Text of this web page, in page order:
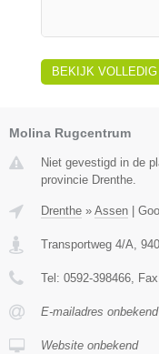
BEKIJK
Molina Rugcentrum
Niet gevestigd in de
provincie Drenthe.
Drenthe » Assen
Transportweg 4/A,
Tel: 0592-398466,
E-mailadres onbekend
Website onbekend